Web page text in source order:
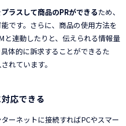
プラスして商品のPRができるため、
です。さらに、商品の使用方法を
と連動したりと、伝えられる情報量
体的に訴求することができるた
れています。
応できる
ーネットに接続すればPCやスマー